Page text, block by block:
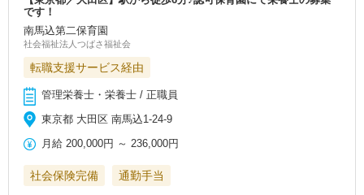
です！
南馬込第二保育園
社会福祉法人つばさ福祉会
転職支援サービス経由
管理栄養士・栄養士 / 正職員
東京都 大田区 南馬込1-24-9
月給 200,000円 ～ 236,000円
社会保険完備 通勤手当